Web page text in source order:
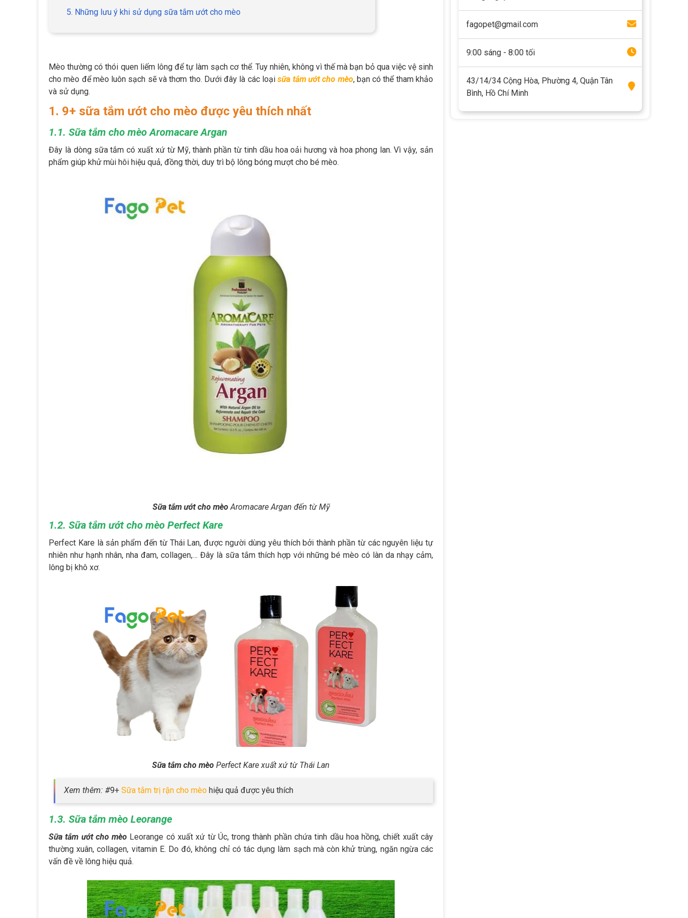
5. Những lưu ý khi sử dụng sữa tắm ướt cho mèo
Mèo thường có thói quen liếm lông để tự làm sạch cơ thể. Tuy nhiên, không vì thế mà bạn bỏ qua việc vệ sinh
cho mèo để mèo luôn sạch sẽ và thơm tho. Dưới đây là các loạisữa tắm ướt cho mèo, bạn có thể tham khảo
và sử dụng.
1. 9+ sữa tắm ướt cho mèo được yêu thích nhất
1.1. Sữa tắm cho mèo Aromacare Argan
Đây là dòng sữa tắm có xuất xứ từ Mỹ, thành phần từ tinh dầu hoa oải hương và hoa phong lan. Vì vậy, sản
phẩm giúp khử mùi hôi hiệu quả, đồng thời, duy trì bộ lông bóng mượt cho bé mèo.
Sữa tắm ướt cho mèoAromacare Argan đến từ Mỹ
1.2. Sữa tắm ướt cho mèo Perfect Kare
Perfect Kare là sản phẩm đến từ Thái Lan, được người dùng yêu thích bởi thành phần từ các nguyên liệu tự
nhiên như hạnh nhân, nha đam, collagen,… Đây là sữa tắm thích hợp với những bé mèo có làn da nhạy cảm,
lông bị khô xơ.
Sữa tắm cho mèo Perfect Kare xuất xứ từ Thái Lan
Xem thêm: #9+ Sữa tắm trị rận cho mèo hiệu quả được yêu thích
1.3. Sữa tắm mèo Leorange
Sữa tắm ướt cho mèo Leorange có xuất xứ từ Úc, trong thành phần chứa tinh dầu hoa hồng, chiết xuất cây
thường xuân, collagen, vitamin E. Do đó, không chỉ có tác dụng làm sạch mà còn khử trùng, ngăn ngừa các
vấn đề về lông hiệu quả.
fagopet@gmail.com
9:00 sáng - 8:00 tối
43/14/34 Cộng Hòa, Phường 4, Quận Tân
Bình, Hồ Chí Minh